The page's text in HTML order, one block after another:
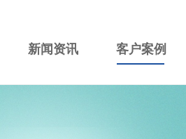
新闻资讯 客户案例